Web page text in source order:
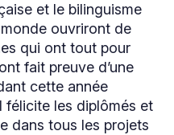
et le bilinguisme
ouvriront de
qui ont tout pour
fait preuve d’une
cette année
félicite les diplômés et
dans tous les projets